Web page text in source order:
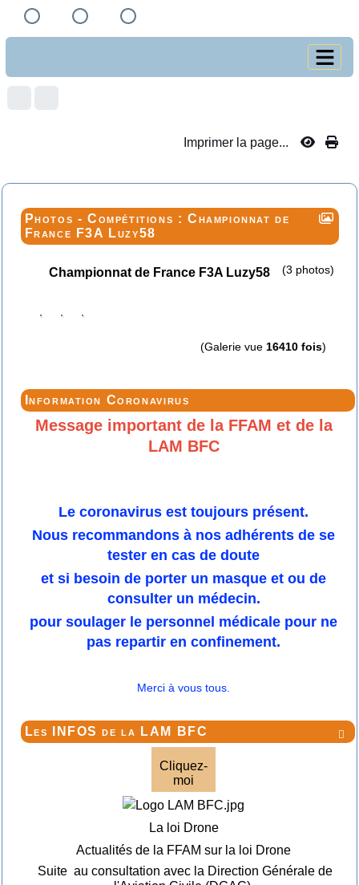
Imprimer la page...
Photos - Compétitions : Championnat de
France F3A Luzy58
Championnat de France F3A Luzy58 (3 photos)
(Galerie vue 16410 fois)
Information Coronavirus
Message important de la FFAM et de la
LAM BFC
Le coronavirus est toujours présent.
Nous recommandons à nos adhérents de se
tester en cas de doute
et si besoin de porter un masque et ou de
consulter un médecin.
pour soulager le personnel médicale pour ne
pas repartir en confinement.
Merci à vous tous.

Les INFOS de la LAM BFC
Cliquez-
moi
La loi Drone
Actualités de la FFAM sur la loi Drone
Suite au consultation avec la Direction Générale de